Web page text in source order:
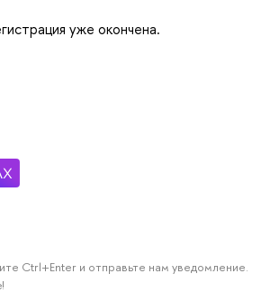
уже окончена.
Ctrl+Enter и отправьте нам уведомление.